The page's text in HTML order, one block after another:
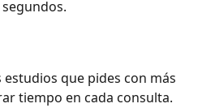
estudios que pides con más
tiempo en cada consulta.